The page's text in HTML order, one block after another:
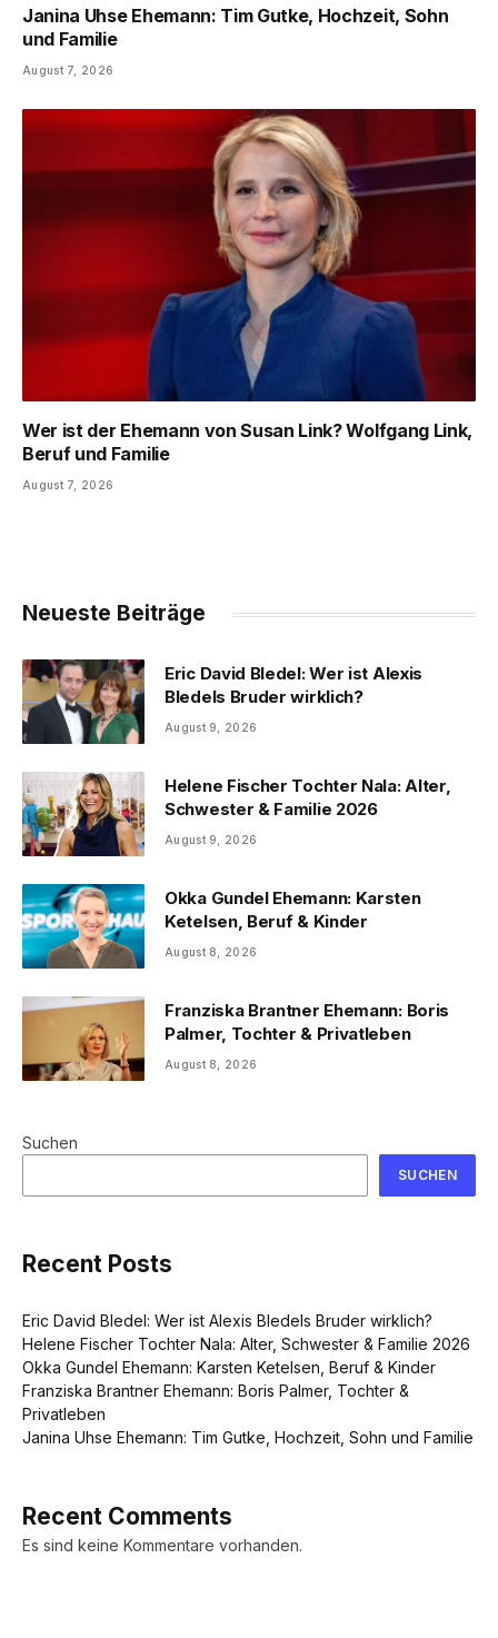
Janina Uhse Ehemann: Tim Gutke, Hochzeit, Sohn
und Familie
August 7, 2026
Wer ist der Ehemann von Susan Link? Wolfgang Link,
Beruf und Familie
August 7, 2026
Neueste Beiträge
Eric David Bledel: Wer ist Alexis
Bledels Bruder wirklich?
August 9, 2026
Helene Fischer Tochter Nala: Alter,
Schwester & Familie 2026
August 9, 2026
Okka Gundel Ehemann: Karsten
Ketelsen, Beruf & Kinder
August 8, 2026
Franziska Brantner Ehemann: Boris
Palmer, Tochter & Privatleben
August 8, 2026
Suchen
SUCHEN
Recent Posts
Eric David Bledel: Wer ist Alexis Bledels Bruder wirklich?
Helene Fischer Tochter Nala: Alter, Schwester & Familie 2026
Okka Gundel Ehemann: Karsten Ketelsen, Beruf & Kinder
Franziska Brantner Ehemann: Boris Palmer, Tochter &
Privatleben
Janina Uhse Ehemann: Tim Gutke, Hochzeit, Sohn und Familie
Recent Comments
Es sind keine Kommentare vorhanden.